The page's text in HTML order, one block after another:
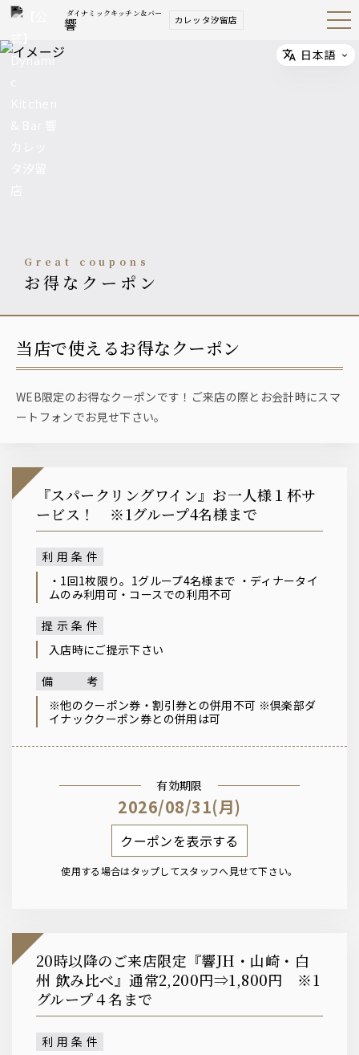
ダイナミックキッチン＆バー
響 カレッタ汐留店 Open
Navig
great coupons
お得なクーポン
当店で使えるお得なクーポン
WEB限定のお得なクーポンです！ご来店の際とお会計時にスマ
ートフォンでお見せ下さい。
『スパークリングワイン』お一人様１杯サ
ービス！ ※1グループ4名様まで
利用条件
・1回1枚限り。1グループ4名様まで ・ディナータイ
ムのみ利用可・コースでの利用不可
提示条件
入店時にご提示下さい
備考
※他のクーポン券・割引券との併用不可 ※倶楽部ダ
イナッククーポン券との併用は可
有効期限
2026/08/31(月)
クーポンを表示する
使用する場合はタップしてスタッフへ見せて下さい。
20時以降のご来店限定『響JH・山崎・白
州 飲み比べ』通常2,200円⇒1,800円 ※1
グループ４名まで
利用条件
Select
日本語